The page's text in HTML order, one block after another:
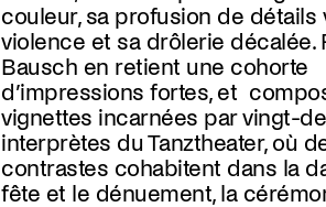
couleur, sa profusion de détails
violence et sa drôlerie décalée.
Bausch en retient une cohorte
d’impressions fortes, et
vignettes incarnées par vingt-
interprètes du Tanztheater, où
contrastes cohabitent dans la
fête et le dénuement, la